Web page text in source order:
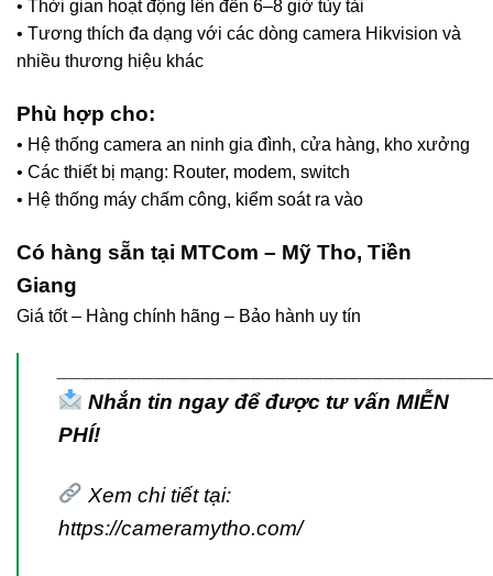
• Thời gian hoạt động lên đến 6–8 giờ tùy tải
• Tương thích đa dạng với các dòng camera Hikvision và
nhiều thương hiệu khác
Phù hợp cho:
• Hệ thống camera an ninh gia đình, cửa hàng, kho xưởng
• Các thiết bị mạng: Router, modem, switch
• Hệ thống máy chấm công, kiểm soát ra vào
Có hàng sẵn tại MTCom – Mỹ Tho, Tiền
Giang
Giá tốt – Hàng chính hãng – Bảo hành uy tín
Nhắn tin ngay để được tư vấn MIỄN
PHÍ!
Xem chi tiết tại:
https://cameramytho.com/